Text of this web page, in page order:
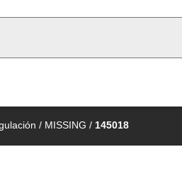
/ MISSING / 145018